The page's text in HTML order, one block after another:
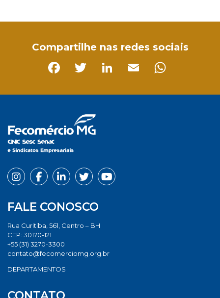
Compartilhe nas redes sociais
FALE CONOSCO
Rua Curitiba, 561, Centro – BH
CEP: 30170-121
+55 (31) 3270-3300
contato@fecomerciomg.org.br
DEPARTAMENTOS